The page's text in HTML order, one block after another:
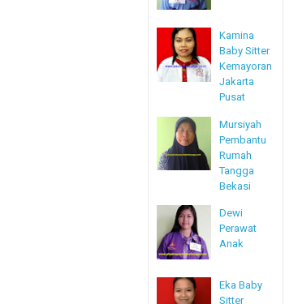
Kamina
Baby Sitter
Kemayoran
Jakarta
Pusat
Mursiyah
Pembantu
Rumah
Tangga
Bekasi
Dewi
Perawat
Anak
Eka Baby
Sitter